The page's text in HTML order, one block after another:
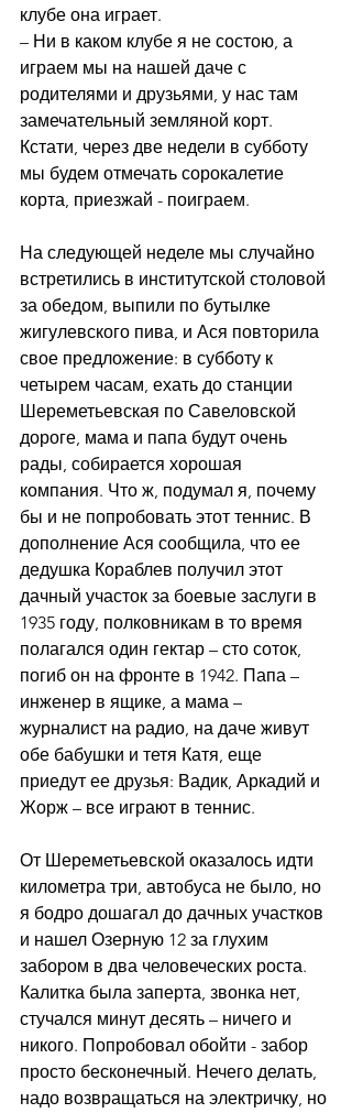
клубе она играет.
– Ни в каком клубе я не состою, а
играем мы на нашей даче с
родителями и друзьями, у нас там
замечательный земляной корт.
Кстати, через две недели в субботу
мы будем отмечать сорокалетие
корта, приезжай - поиграем.
На следующей неделе мы случайно
встретились в институтской столовой
за обедом, выпили по бутылке
жигулевского пива, и Ася повторила
свое предложение: в субботу к
четырем часам, ехать до станции
Шереметьевская по Савеловской
дороге, мама и папа будут очень
рады, собирается хорошая
компания. Что ж, подумал я, почему
бы и не попробовать этот теннис. В
дополнение Ася сообщила, что ее
дедушка Кораблев получил этот
дачный участок за боевые заслуги в
1935 году, полковникам в то время
полагался один гектар – сто соток,
погиб он на фронте в 1942. Папа –
инженер в ящике, а мама –
журналист на радио, на даче живут
обе бабушки и тетя Катя, еще
приедут ее друзья: Вадик, Аркадий и
Жорж – все играют в теннис.
От Шереметьевской оказалось идти
километра три, автобуса не было, но
я бодро дошагал до дачных участков
и нашел Озерную 12 за глухим
забором в два человеческих роста.
Калитка была заперта, звонка нет,
стучался минут десять – ничего и
никого. Попробовал обойти - забор
просто бесконечный. Нечего делать,
надо возвращаться на электричку, но